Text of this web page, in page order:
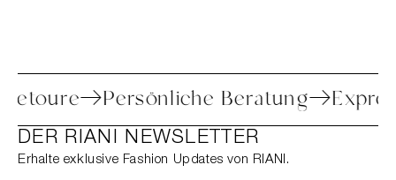
Retoure Persönliche Beratung
DER RIANI NEWSLETTER
Erhalte exklusive Fashion Updates von RIANI.